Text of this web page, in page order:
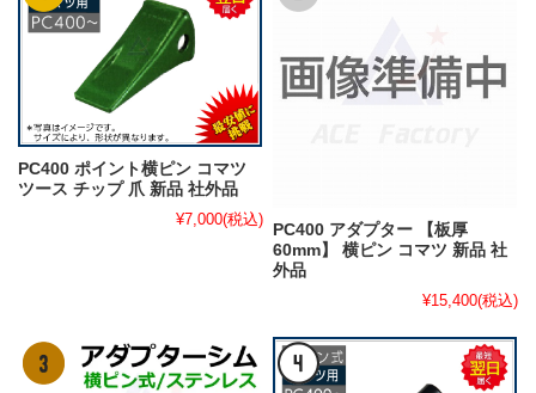
PC400 ポイント横ピン コマツ
ツース チップ 爪 新品 社外品
¥7,000(税込)
PC400 アダプター 【板厚
60mm】 横ピン コマツ 新品 社
外品
¥15,400(税込)